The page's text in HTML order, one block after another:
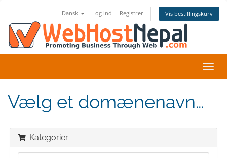
Dansk Log ind Registrer Vis bestillingskurv
Skift
Vælg et domænenavn…
Kategorier